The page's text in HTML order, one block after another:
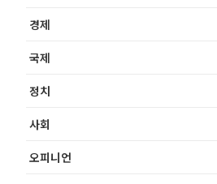
경제
국제
정치
사회
오피니언